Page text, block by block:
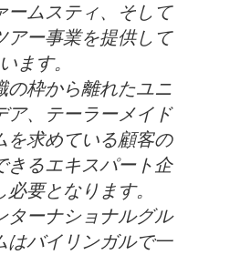
ームスティ、そして
アー事業を提供して
います。
の枠から離れたユニ
ア、テーラーメイド
を求めている顧客の
きるエキスパート企
要となります。
ターナショナルグル
はバイリンガルで一